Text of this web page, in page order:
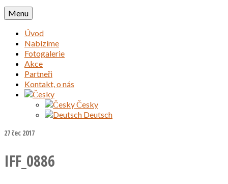
Menu
Úvod
Nabízíme
Fotogalerie
Akce
Partneři
Kontakt, o nás
Česky
Deutsch
27čec 2017
IFF_0886